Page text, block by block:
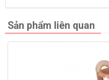
Sản phẩm liên quan